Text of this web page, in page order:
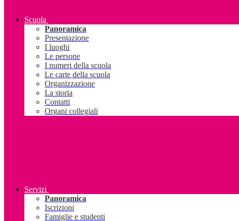
Scuola
Panoramica
Presentazione
I luoghi
Le persone
I numeri della scuola
Le carte della scuola
Organizzazione
La storia
Contatti
Organi collegiali
Servizi
Panoramica
Iscrizioni
Famiglie e studenti